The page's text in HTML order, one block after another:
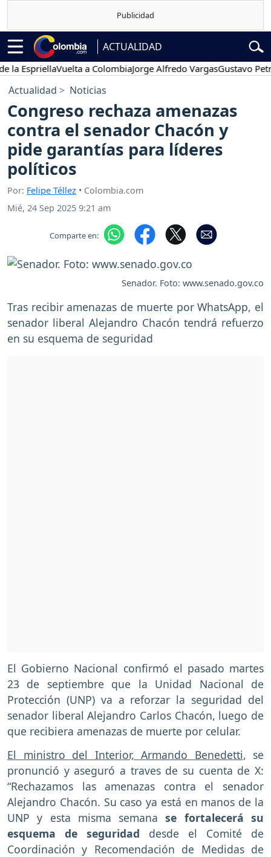
ACTUALIDAD
Vuelta a ColombiaJorge Alfredo VargasGustavo Petro
Actualidad Noticias
Congreso rechaza amenazas
contra el senador Chacón y
pide garantías para líderes
políticos
Por: Felipe Téllez • Colombia.com
Mié, 24 Sep 2025 9:21 am
Comparte en:
Senador. Foto: www.senado.gov.co
Tras recibir amenazas de muerte por WhatsApp, el
senador liberal Alejandro Chacón tendrá refuerzo
en su esquema de seguridad
El Gobierno Nacional confirmó el pasado martes
23 de septiembre que la Unidad Nacional de
Protección (UNP) va a reforzar la seguridad del
senador liberal Alejandro Carlos Chacón, luego de
que recibiera amenazas de muerte por celular.
El ministro del Interior, Armando Benedetti, se
pronunció y aseguró a traves de su cuenta de X:
“Rechazamos las amenazas contra el senador
Alejandro Chacón. Su caso ya está en manos de la
UNP y esta misma semanase fortalecerá su
esquema de seguridad desde el Comité de
Coordinación y Recomendación de Medidas de